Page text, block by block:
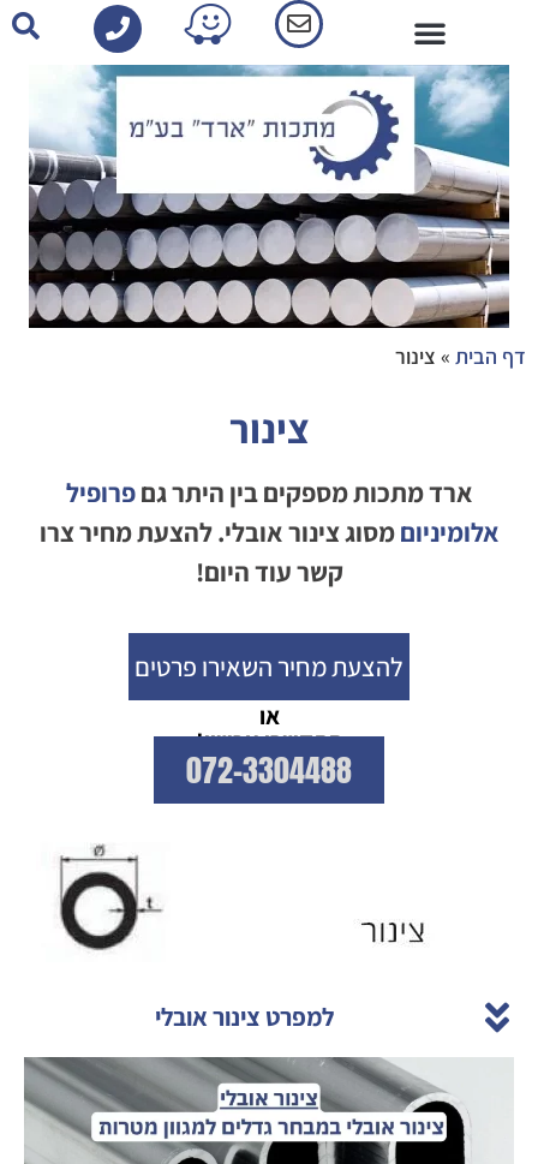
דף הבית » צינור
צינור
ארד מתכות מספקים בין היתר גםפרופיל
אלומיניוםמסוג צינור אובלי. להצעת מחיר צרו
קשר עוד היום!
להצעת מחיר השאירו פרטים
או
התקשרו עכשיו!
072-3304488
למפרט צינור אובלי